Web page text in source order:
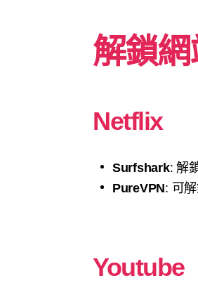
解鎖網
Netflix
Surfshark: 解
PureVPN: 可
Youtube